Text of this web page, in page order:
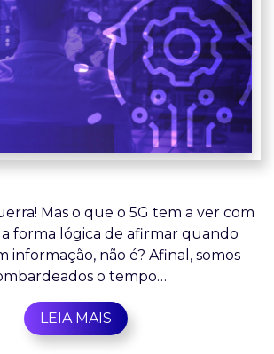
Mas o que o 5G tem a ver com
a forma lógica de afirmar quando
informação, não é? Afinal, somos
o tempo…
LEIA MAIS